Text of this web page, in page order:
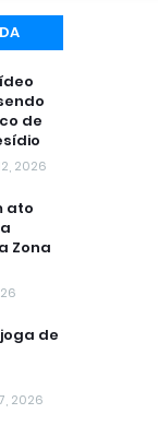
de
2026
ato
Zona
de
2026